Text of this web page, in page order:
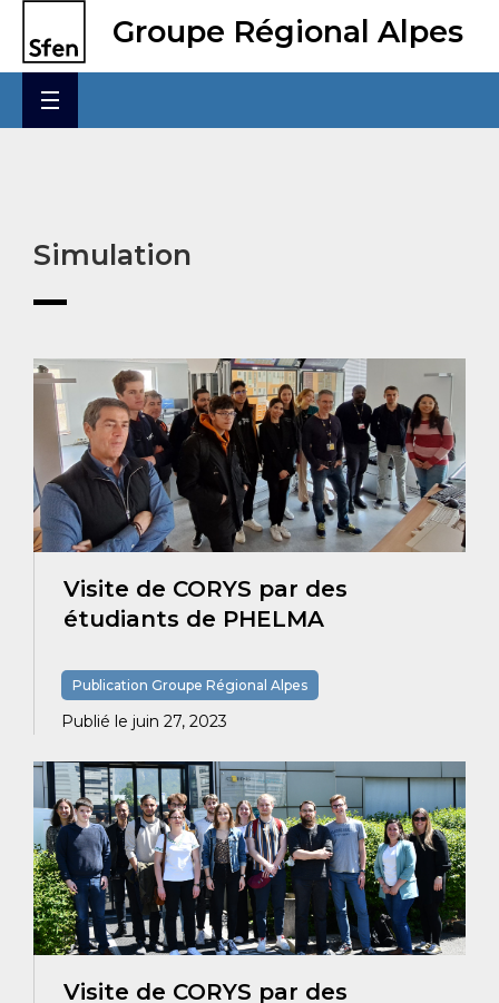
Groupe Régional Alpes
Simulation
Visite de CORYS par des
étudiants de PHELMA
Publication Groupe Régional Alpes
Publié le juin 27, 2023
Visite de CORYS par des